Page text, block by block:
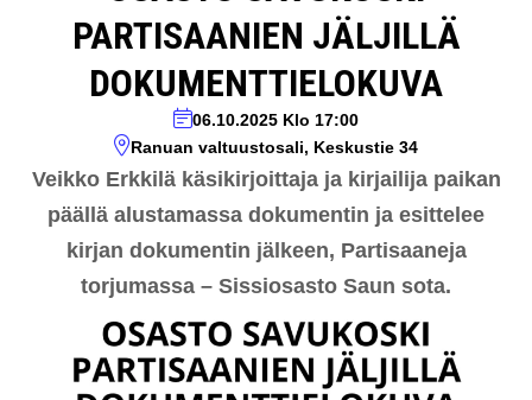
PARTISAANIEN JÄLJILLÄ
DOKUMENTTIELOKUVA
06.10.2025 Klo 17:00
Ranuan valtuustosali, Keskustie 34
Veikko Erkkilä käsikirjoittaja ja kirjailija paikan
päällä alustamassa dokumentin ja esittelee
kirjan dokumentin jälkeen, Partisaaneja
torjumassa – Sissiosasto Saun sota.